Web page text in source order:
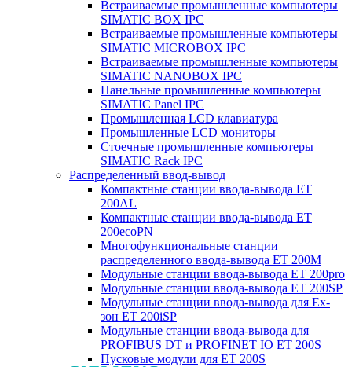
Встраиваемые промышленные компьютеры
SIMATIC BOX IPC
Встраиваемые промышленные компьютеры
SIMATIC MICROBOX IPC
Встраиваемые промышленные компьютеры
SIMATIC NANOBOX IPC
Панельные промышленные компьютеры
SIMATIC Panel IPC
Промышленная LCD клавиатура
Промышленные LCD мониторы
Стоечные промышленные компьютеры
SIMATIC Rack IPC
Распределенный ввод-вывод
Компактные станции ввода-вывода ET
200AL
Компактные станции ввода-вывода ET
200ecoPN
Многофункциональные станции
распределенного ввода-вывода ET 200M
Модульные станции ввода-вывода ET 200pro
Модульные станции ввода-вывода ET 200SP
Модульные станции ввода-вывода для Ex-
зон ET 200iSP
Модульные станции ввода-вывода для
PROFIBUS DT и PROFINET IO ET 200S
Пусковые модули для ET 200S